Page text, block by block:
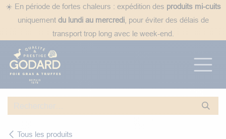
Se rendre au contenu
☀️ En période de fortes chaleurs : expédition des produits mi-cuits
uniquement du lundi au mercredi, pour éviter des délais de
transport trop long avec le week-end.
Tous les produits